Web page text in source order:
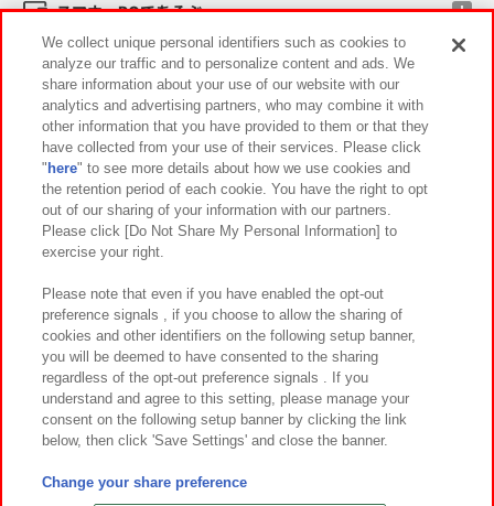
スマホ・PCであそぶ
イベント・キャンペーン
関連会社 サステナビリティ サイトポリシー
プライバシーポリシー ウェブアクセシビリティ方針と検証結果
お取引先さまとともに
カスタマーハラスメント対応方針 よくあるご質問・お問い合わせ
©Bandai Namco Amusement Inc.
©Bandai Namco Amusement Lab Inc.
We collect unique personal identifiers such as cookies to
analyze our traffic and to personalize content and ads. We
share information about your use of our website with our
analytics and advertising partners, who may combine it with
other information that you have provided to them or that they
have collected from your use of their services. Please click
" here" to see more details about how we use cookies and
the retention period of each cookie. You have the right to opt
out of our sharing of your information with our partners.
Please click [Do Not Share My Personal Information] to
exercise your right.
Please note that even if you have enabled the opt-out
preference signals , if you choose to allow the sharing of
cookies and other identifiers on the following setup banner,
you will be deemed to have consented to the sharing
regardless of the opt-out preference signals . If you
understand and agree to this setting, please manage your
consent on the following setup banner by clicking the link
below, then click 'Save Settings' and close the banner.
Change your share preference